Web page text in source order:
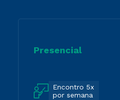
Presencial
Encontro 5x
por semana